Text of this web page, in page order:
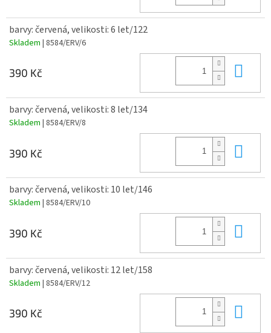
barvy: červená, velikosti: 6 let/122
Skladem | 8584/ERV/6
390 Kč
barvy: červená, velikosti: 8 let/134
Skladem | 8584/ERV/8
390 Kč
barvy: červená, velikosti: 10 let/146
Skladem | 8584/ERV/10
390 Kč
barvy: červená, velikosti: 12 let/158
Skladem | 8584/ERV/12
390 Kč